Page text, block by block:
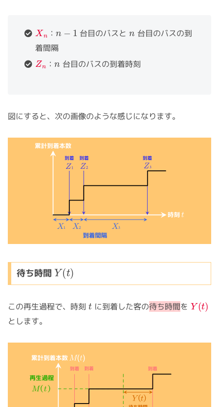
： 台目のバスと
台目のバスの到
着間隔
： 台目のバスの到着時刻
図にすると、次の画像のような感じになります。
待ち時間
Y(t)
この再生過程で、時刻 に到着した客の待ち時間を
t )
とします。